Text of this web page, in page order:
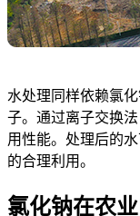
水处理同样依赖氯
子。通过离子交换
用性能。处理后的
的合理利用。
氯化钠在农